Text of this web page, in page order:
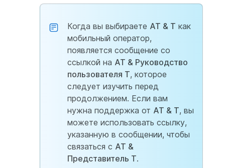
Когда вы выбираете AT & T как
мобильный оператор,
появляется сообщение со
ссылкой на AT & Руководство
пользователя T, которое
следует изучить перед
продолжением. Если вам
нужна поддержка от AT & T, вы
можете использовать ссылку,
указанную в сообщении, чтобы
связаться с AT &
Представитель Т.